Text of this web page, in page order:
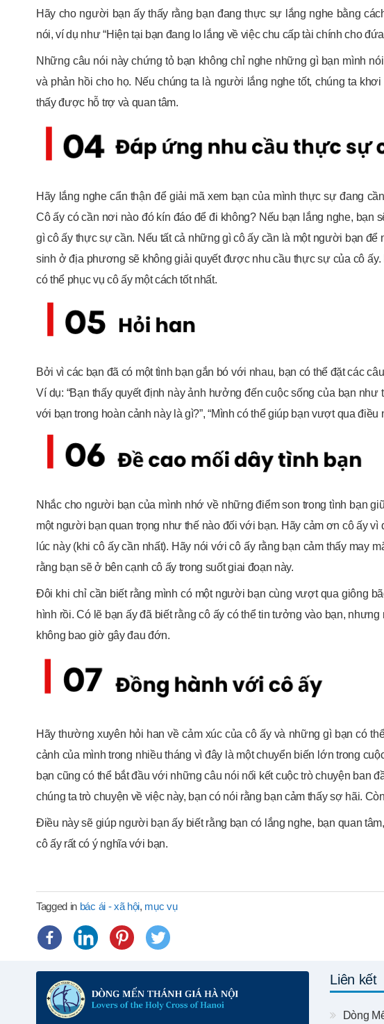
Hãy cho người bạn ấy thấy rằng bạn đang thực sự lắng nghe bằng
nói, ví dụ như “Hiện tại bạn đang lo lắng về việc chu cấp tài chính cho
Những câu nói này chứng tỏ bạn không chỉ nghe những gì bạn mình
và phản hồi cho họ. Nếu chúng ta là người lắng nghe tốt, chúng ta
thấy được hỗ trợ và quan tâm.
Hãy lắng nghe cẩn thận để giải mã xem bạn của mình thực sự đang
Cô ấy có cần nơi nào đó kín đáo để đi không? Nếu bạn lắng nghe, bạn
gì cô ấy thực sự cần. Nếu tất cả những gì cô ấy cần là một người bạn
sinh ở địa phương sẽ không giải quyết được nhu cầu thực sự của cô
có thể phục vụ cô ấy một cách tốt nhất.
Bởi vì các bạn đã có một tình bạn gắn bó với nhau, bạn có thể đặt các
Ví dụ: “Bạn thấy quyết định này ảnh hưởng đến cuộc sống của bạn như
với bạn trong hoàn cảnh này là gì?”, “Mình có thể giúp bạn vượt qua điều
Nhắc cho người bạn của mình nhớ về những điểm son trong tình bạn
một người bạn quan trọng như thế nào đối với bạn. Hãy cảm ơn cô ấy
lúc này (khi cô ấy cần nhất). Hãy nói với cô ấy rằng bạn cảm thấy may
rằng bạn sẽ ở bên cạnh cô ấy trong suốt giai đoạn này.
Đôi khi chỉ cần biết rằng mình có một người bạn cùng vượt qua giông
hình rồi. Có lẽ bạn ấy đã biết rằng cô ấy có thể tin tưởng vào bạn,
không bao giờ gây đau đớn.
Hãy thường xuyên hỏi han về cảm xúc của cô ấy và những gì bạn có
cảnh của mình trong nhiều tháng vì đây là một chuyển biến lớn trong
bạn cũng có thể bắt đầu với những câu nói nối kết cuộc trò chuyện ban
chúng ta trò chuyện về việc này, bạn có nói rằng bạn cảm thấy sợ hãi.
Điều này sẽ giúp người bạn ấy biết rằng bạn có lắng nghe, bạn quan
cô ấy rất có ý nghĩa với bạn.
Tagged in bác ái - xã hội, mục vụ
Liên kết
Dòng